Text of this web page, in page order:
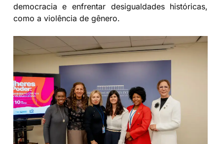
democracia e enfrentar desigualdades históricas,
como a violência de gênero.